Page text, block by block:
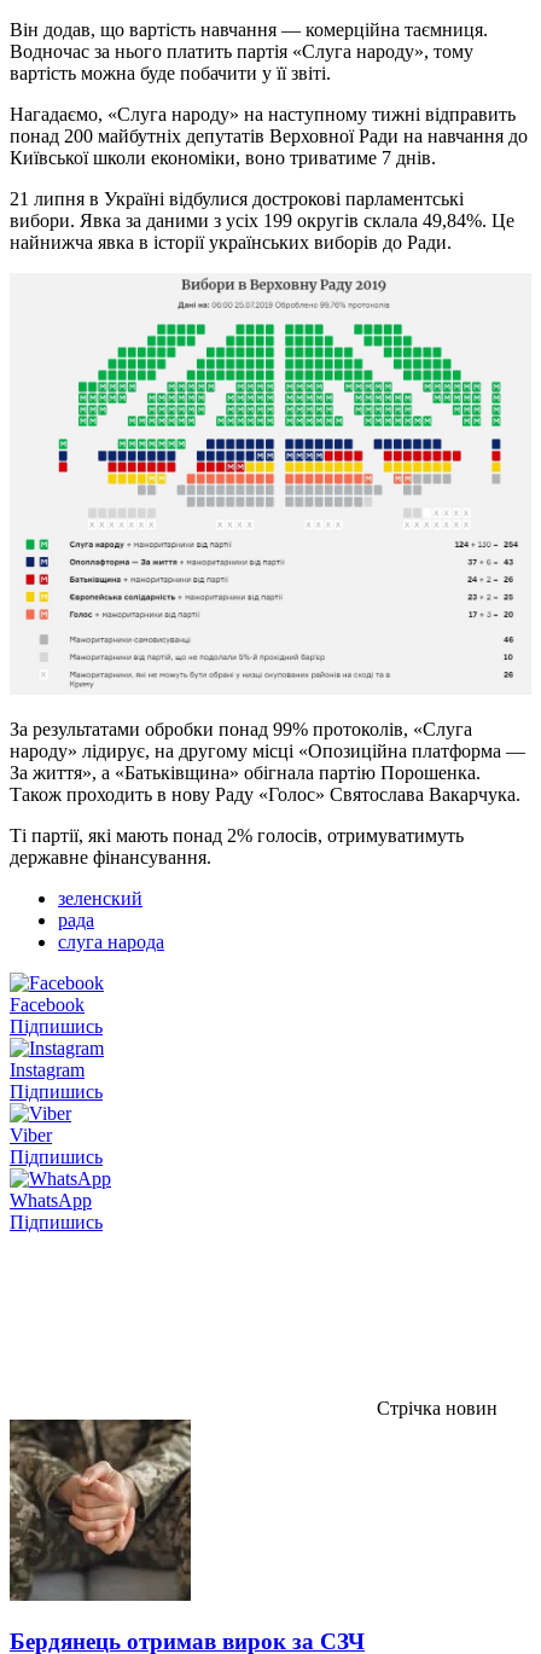
Він додав, що вартість навчання — комерційна таємниця.
Водночас за нього платить партія «Слуга народу», тому
вартість можна буде побачити у її звіті.
Нагадаємо, «Слуга народу» на наступному тижні відправить
понад 200 майбутніх депутатів Верховної Ради на навчання до
Київської школи економіки, воно триватиме 7 днів.
21 липня в Україні відбулися дострокові парламентські
вибори. Явка за даними з усіх 199 округів склала 49,84%. Це
найнижча явка в історії українських виборів до Ради.
За результатами обробки понад 99% протоколів, «Слуга
народу» лідирує, на другому місці «Опозиційна платформа —
За життя», а «Батьківщина» обігнала партію Порошенка.
Також проходить в нову Раду «Голос» Святослава Вакарчука.
Ті партії, які мають понад 2% голосів, отримуватимуть
державне фінансування.
зеленский
рада
слуга народа
Facebook
Підпишись
Instagram
Підпишись
Viber
Підпишись
WhatsApp
Підпишись
Стрічка новин
Бердянець отримав вирок за СЗЧ